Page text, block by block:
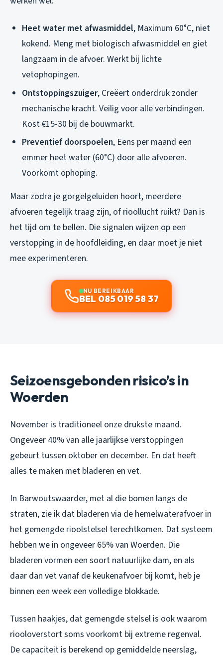
Heet water met afwasmiddel, Maximum 60°C, niet
kokend. Meng met biologisch afwasmiddel en giet
langzaam in de afvoer. Werkt bij lichte
vetophopingen.
Ontstoppingszuiger, Creëert onderdruk zonder
mechanische kracht. Veilig voor alle verbindingen.
Kost €15-30 bij de bouwmarkt.
Preventief doorspoelen, Eens per maand een
emmer heet water (60°C) door alle afvoeren.
Voorkomt ophoping.
Maar zodra je gorgelgeluiden hoort, meerdere
afvoeren tegelijk traag zijn, of rioollucht ruikt? Dan is
het tijd om te bellen. Die signalen wijzen op een
verstopping in de hoofdleiding, en daar moet je niet
mee experimenteren.
NU BEREIKBAAR
BEL 085 019 58 37
Seizoensgebonden risico’s in
Woerden
November is traditioneel onze drukste maand.
Ongeveer 40% van alle jaarlijkse verstoppingen
gebeurt tussen oktober en december. En dat heeft
alles te maken met bladeren en vet.
In Barwoutswaarder, met al die bomen langs de
straten, zie ik dat bladeren via de hemelwaterafvoer in
het gemengde rioolstelsel terechtkomen. Dat systeem
hebben we in ongeveer 65% van Woerden. Die
bladeren vormen een soort natuurlijke dam, en als
daar dan vet vanaf de keukenafvoer bij komt, heb je
binnen een week een volledige blokkade.
Tussen haakjes, dat gemengde stelsel is ook waarom
riooloverstort soms voorkomt bij extreme regenval.
De capaciteit is berekend op gemiddelde neerslag,